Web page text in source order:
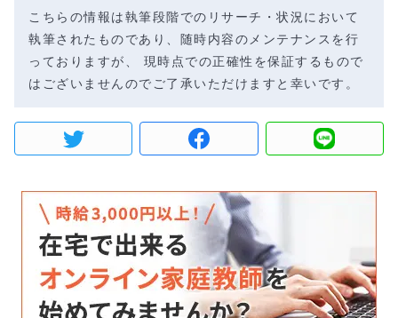
こちらの情報は執筆段階でのリサーチ・状況において
執筆されたものであり、随時内容のメンテナンスを行
っておりますが、 現時点での正確性を保証するもので
はございませんのでご了承いただけますと幸いです。